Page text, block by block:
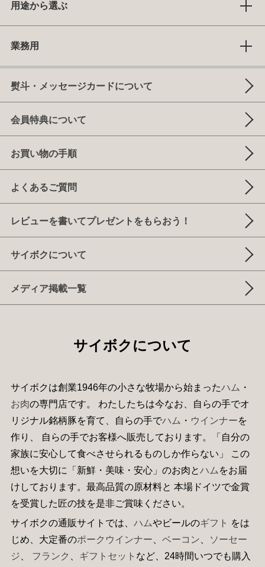
用途から選ぶ
業務用
熨斗・メッセージカードについて
会員特典について
お買い物の手順
よくあるご質問
レビューを書いてプレゼントをもらおう！
サイボクについて
メディア掲載一覧
サイボクについて
サイボクは創業1946年の小さな牧場から始まったハム ・
お肉の専門店です。 わたしたちは今なお、自らの手でオ
リジナル銘柄豚を育て、自らの手でハム ・ ウインナーを
作り、 自らの手でお客様へ販売しております。「自分の
家族に安心して食べさせられるものしか作らない」 この
想いを大切に「新鮮・美味・安心」のお肉とハム をお届
けしております。最高品質の原材料と 本場ドイツで金賞
を受賞した匠の技を是非ご賞味ください。
サイボクの通販サイトでは、 ハムやビールのギフト をは
じめ、大定番のポークウインナー ベーコン
ソーセー
ジ
フランク ギフトセット など、24時間いつでも購入